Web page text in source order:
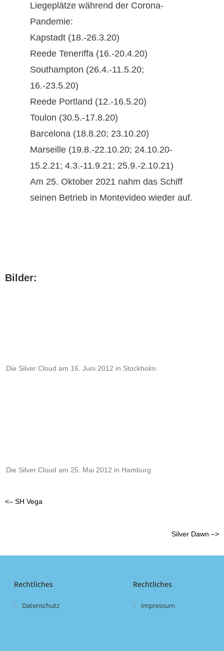
Liegeplätze während der Corona-
Pandemie:
Kapstadt (18.-26.3.20)
Reede Teneriffa (16.-20.4.20)
Southampton (26.4.-11.5.20;
16.-23.5.20)
Reede Portland (12.-16.5.20)
Toulon (30.5.-17.8.20)
Barcelona (18.8.20; 23.10.20)
Marseille (19.8.-22.10.20; 24.10.20-
15.2.21; 4.3.-11.9.21; 25.9.-2.10.21)
Am 25. Oktober 2021 nahm das Schiff
seinen Betrieb in Montevideo wieder auf.
Bilder:
Die Silver Cloud am 16. Juni 2012 in Stockholm.
Die Silver Cloud am 25. Mai 2012 in Hamburg.
<– SH Vega
Silver Dawn –>
Rechtliches
Datenschutz
Rechtliches
Impressum